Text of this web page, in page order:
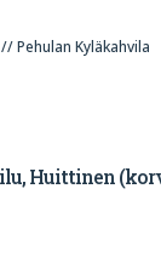
Pehulan Kyläkahvila
Huittinen